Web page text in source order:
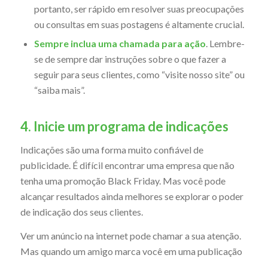
portanto, ser rápido em resolver suas preocupações
ou consultas em suas postagens é altamente crucial.
Sempre inclua uma chamada para ação. Lembre-
se de sempre dar instruções sobre o que fazer a
seguir para seus clientes, como “visite nosso site” ou
“saiba mais”.
4. Inicie um programa de indicações
Indicações são uma forma muito confiável de
publicidade. É difícil encontrar uma empresa que não
tenha uma promoção Black Friday. Mas você pode
alcançar resultados ainda melhores se explorar o poder
de indicação dos seus clientes.
Ver um anúncio na internet pode chamar a sua atenção.
Mas quando um amigo marca você em uma publicação